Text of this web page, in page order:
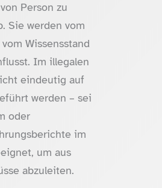
Person zu
Sie werden vom
Wissensstand
Im illegalen
eindeutig auf
werden – sei
oder
im
um aus
abzuleiten.